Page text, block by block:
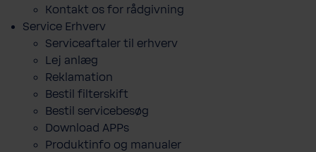
Kontakt os for rådgivning
Service Erhverv
Serviceaftaler til erhverv
Lej anlæg
Reklamation
Bestil filterskift
Bestil servicebesøg
Download APPs
Produktinfo og manualer